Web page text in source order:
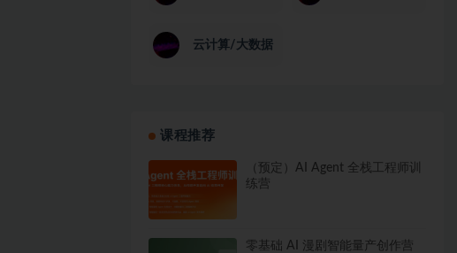
云计算/大数据
课程推荐
（预定）AI Agent 全栈工程师训
练营
零基础 AI 漫剧智能量产创作营